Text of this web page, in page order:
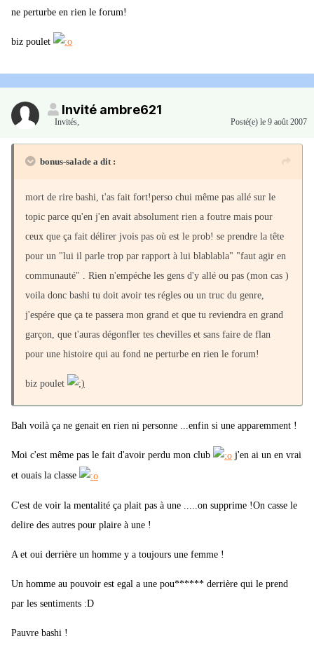
ne perturbe en rien le forum!
biz poulet
Invité ambre621
Invités Posté(e) le 9 août 2007
bonus-salade a dit :
mort de rire bashi, t'as fait fort!perso chui même pas allé sur le
topic parce qu'en j'en avait absolument rien a foutre mais pour
ceux que ça fait délirer jvois pas où est le prob! se prendre la tête
pour un "lui il parle trop par rapport à lui blablabla" "faut agir en
communauté" . Rien n'empéche les gens d'y allé ou pas (mon cas )
voila donc bashi tu doit avoir tes régles ou un truc du genre,
j'espére que ça te passera mon grand et que tu reviendra en grand
garçon, que t'auras dégonfler tes chevilles et sans faire de flan
pour une histoire qui au fond ne perturbe en rien le forum!
biz poulet
Bah voilà ça ne genait en rien ni personne ...enfin si une apparemment !
Moi c'est même pas le fait d'avoir perdu mon club
j'en ai un en vrai
et ouais la classe
C'est de voir la mentalité ça plait pas à une .....on supprime !On casse le
delire des autres pour plaire à une !
A et oui derrière un homme y a toujours une femme !
Un homme au pouvoir est egal a une pou****** derrière qui le prend
par les sentiments :D
Pauvre bashi !